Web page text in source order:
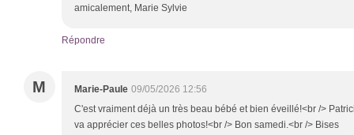
amicalement, Marie Sylvie
Répondre
M Marie-Paule 09/05/2026 12:56
C'est vraiment déjà un très beau bébé et bien éveillé!<br />
va apprécier ces belles photos!<br /> Bon samedi.<br /> Bises